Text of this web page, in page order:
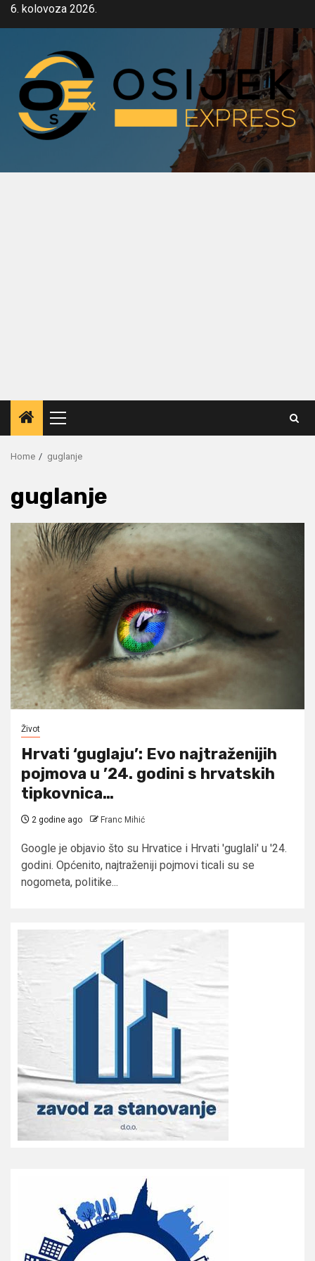
Skip6. kolovoza 2026.
Primary
Menu
Home guglanje
guglanje
Život
Hrvati ‘guglaju’: Evo najtraženijih
pojmova u ’24. godini s hrvatskih
tipkovnica…
2 godine ago Franc Mihić
Google je objavio što su Hrvatice i Hrvati 'guglali' u '24.
godini. Općenito, najtraženiji pojmovi ticali su se
nogometa, politike...